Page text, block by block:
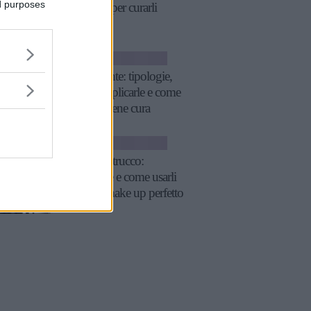
purposes
consigli per curarli
Ciglia finte: tipologie,
come applicarle e come
prendersene cura
Pennelli trucco:
tipologie e come usarli
per un make up perfetto